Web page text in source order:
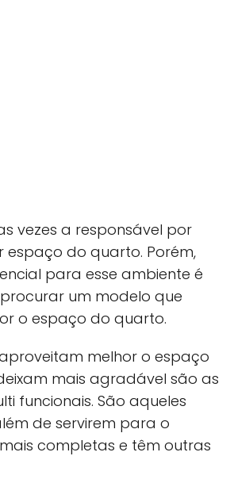
vezes a responsável por
do quarto. Porém,
para esse ambiente é
um modelo que
o espaço do quarto.
melhor o espaço
mais agradável são as
funcionais. São aqueles
de servirem para o
completas e têm outras